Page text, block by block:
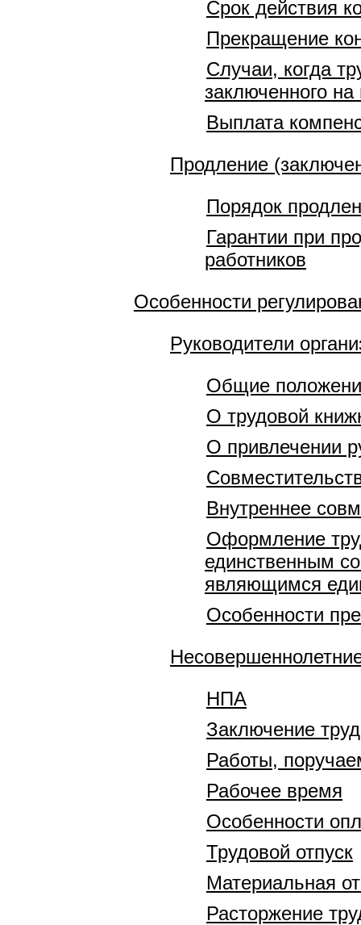
Срок действия
Прекращение
Случаи, когда
заключенного
Выплата
Продление
Порядок
Гарантии при
работников
Особенности
Руководители
Общие
О трудовой
О привлечении
Внутреннее
Оформление
единственным
являющимся
Особенности
НПА
Заключение
Работы,
Рабочее время
Особенности
Трудовой отпуск
Материальная
Расторжение